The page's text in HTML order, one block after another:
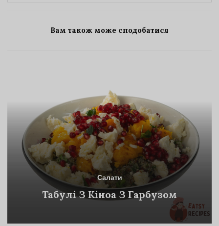
Вам також може сподобатися
Салати
Табулі З Кіноа З Гарбузом